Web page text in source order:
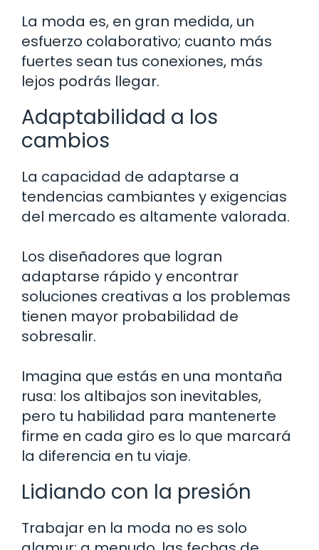
La moda es, en gran medida, un
esfuerzo colaborativo; cuanto más
fuertes sean tus conexiones, más
lejos podrás llegar.
Adaptabilidad a los
cambios
La capacidad de adaptarse a
tendencias cambiantes y exigencias
del mercado es altamente valorada.
Los diseñadores que logran
adaptarse rápido y encontrar
soluciones creativas a los problemas
tienen mayor probabilidad de
sobresalir.
Imagina que estás en una montaña
rusa: los altibajos son inevitables,
pero tu habilidad para mantenerte
firme en cada giro es lo que marcará
la diferencia en tu viaje.
Lidiando con la presión
Trabajar en la moda no es solo